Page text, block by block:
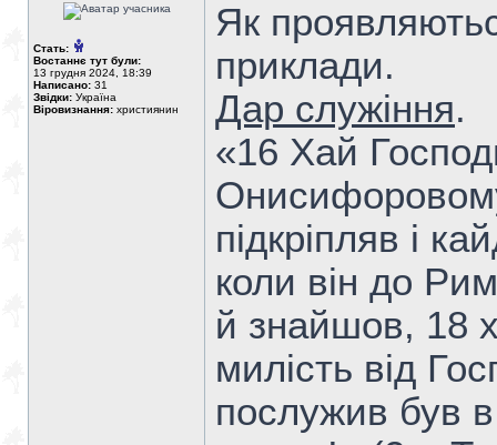
Стать:
Востаннє тут були:
13 грудня 2024, 18:39
Написано: 31
Звідки: Україна
Віровизнання: християнин
Як
приклади.
Дар служіння.
«16 Хай
підкріпляв і
коли він до
й знайшов, 18
милість від
послужив був